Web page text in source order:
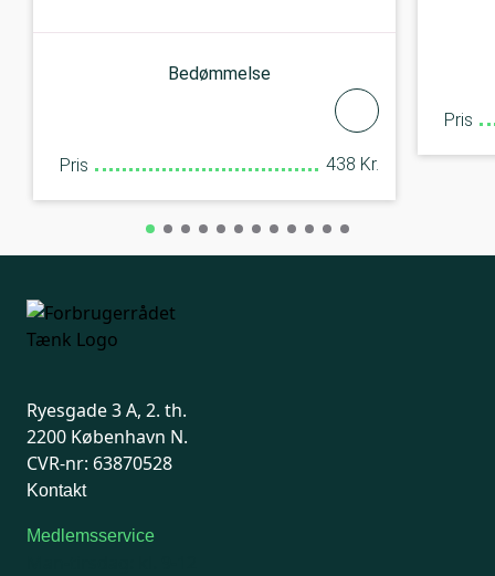
Bedømmelse
Pris 438 Kr.
Pris
Ryesgade 3 A, 2. th.
2200 København N.
CVR-nr: 63870528
Kontakt
Medlemsservice